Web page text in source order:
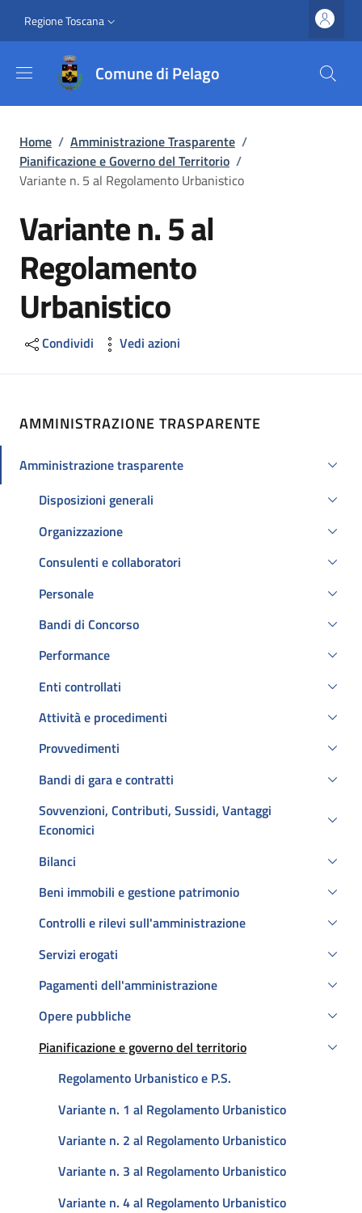
Slim top
Regione Toscana
Comune di Pelago
Briciole di pane
Home / Amministrazione Trasparente /
Pianificazione e Governo del Territorio /
Variante n. 5 al Regolamento Urbanistico
Variante n. 5 al
Regolamento
Urbanistico
Condividi Vedi azioni
AMMINISTRAZIONE TRASPARENTE
Amministrazione trasparente
Attivo
Disposizioni generali
Organizzazione
Consulenti e collaboratori
Personale
Bandi di Concorso
Performance
Enti controllati
Attività e procedimenti
Provvedimenti
Bandi di gara e contratti
Sovvenzioni, Contributi, Sussidi, Vantaggi
Economici
Bilanci
Beni immobili e gestione patrimonio
Controlli e rilevi sull'amministrazione
Servizi erogati
Pagamenti dell'amministrazione
Opere pubbliche
Pianificazione e governo del territorio
Attivo
Regolamento Urbanistico e P.S.
Variante n. 1 al Regolamento Urbanistico
Variante n. 2 al Regolamento Urbanistico
Variante n. 3 al Regolamento Urbanistico
Variante n. 4 al Regolamento Urbanistico